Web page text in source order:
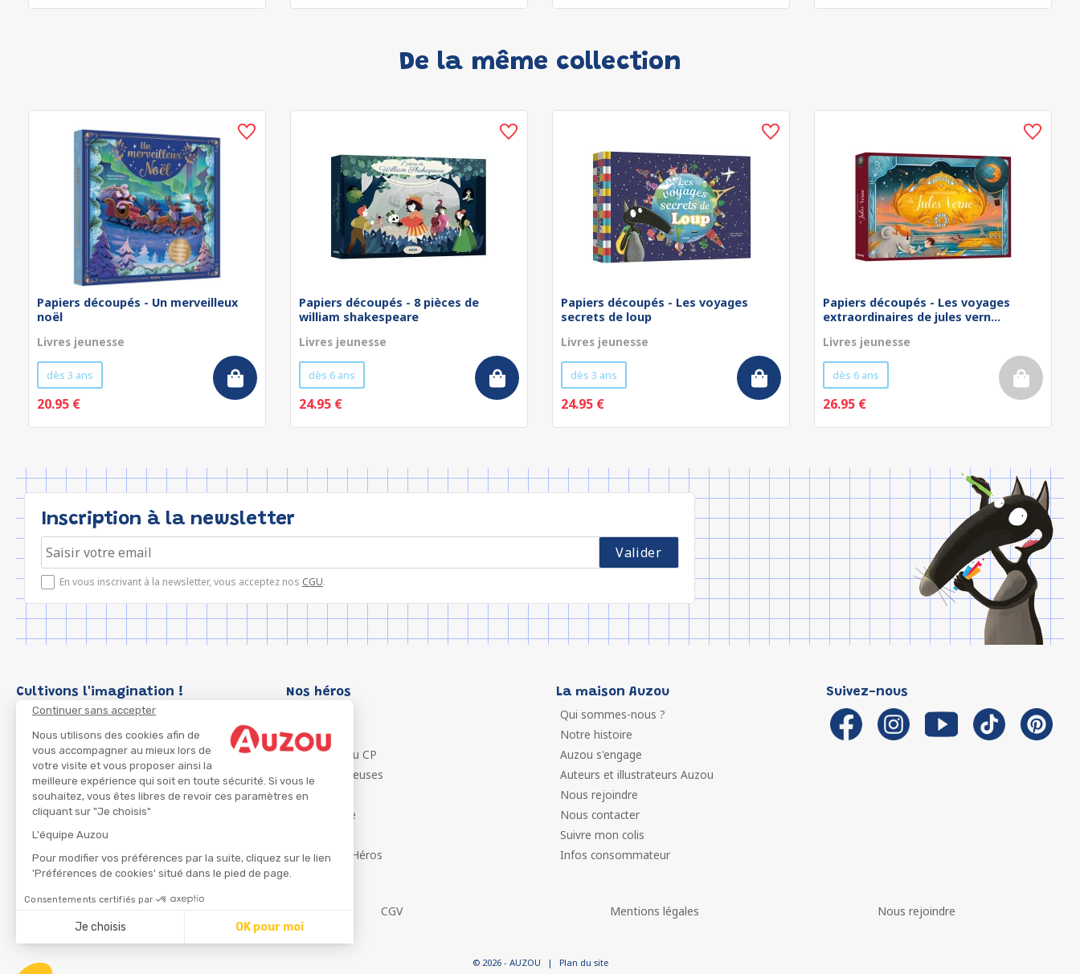
Continuer sans accepter
Nous utilisons des cookies afin de
vous accompagner au mieux lors de
votre visite et vous proposer ainsi la
meilleure expérience qui soit en toute sécurité. Si vous le
souhaitez, vous êtes libres de revoir ces paramètres en
cliquant sur "Je choisis"
L'équipe Auzou
Pour modifier vos préférences par la suite, cliquez sur le lien
'Préférences de cookies' situé dans le pied de page.
Consentements certifiés par
Je choisis OK pour moi
De la même collection
Papiers découpés - Un merveilleux
noël
Livres jeunesse
dès 3 ans
20.95 €
Papiers découpés - 8 pièces de
william shakespeare
Livres jeunesse
dès 6 ans
24.95 €
Papiers découpés - Les voyages
secrets de loup
Livres jeunesse
dès 3 ans
24.95 €
Papiers découpés - Les voyages
extraordinaires de jules vern...
Livres jeunesse
dès 6 ans
26.95 €
Inscription à la newsletter
En vous inscrivant à la newsletter, vous acceptez nos CGU.
Cultivons l'imagination ! Nos héros
P'tit Loup
Les Héros du CP
Les Influenceuses
Migali
Petite Taupe
Ma Boîte à Héros
La maison Auzou
Qui sommes-nous ?
Notre histoire
Auzou s'engage
Auteurs et illustrateurs Auzou
Nous rejoindre
Nous contacter
Suivre mon colis
Infos consommateur
Suivez-nous
CGV Mentions légales Nous rejoindre
© 2026 - AUZOU | Plan du site